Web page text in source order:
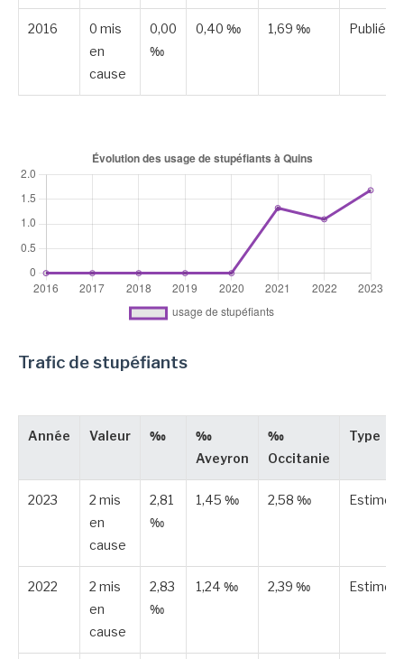
2016
0 mis
en
cause
0,00
‰
0,40 ‰ 1,69 ‰ Publiée
Trafic de stupéfiants
Année Valeur ‰
‰
Aveyron
‰
Occitanie
Type
2023
2 mis
en
cause
2,81
‰
1,45 ‰ 2,58 ‰ Estimée
2022
2 mis
en
cause
2,83
‰
1,24 ‰ 2,39 ‰ Estimée